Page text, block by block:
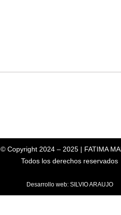
© Copyright 2024 – 2025 | FATIMA
Todos los derechos reservados
Desarrollo web: SILVIO ARAUJO